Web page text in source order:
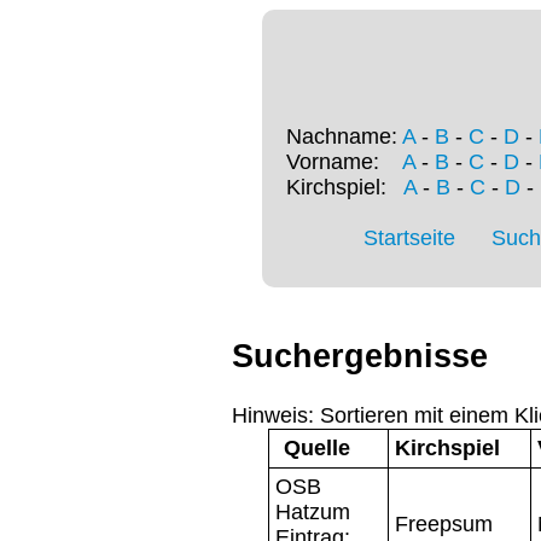
Nachname: A- B - C - D -
Vorname: A- B - C - D -
Kirchspiel: A- B - C - D-
Startseite
Suchergebnisse
Hinweis: Sortieren mit einem
Quelle
Kirchspiel
OSB
Hatzum
Freepsum